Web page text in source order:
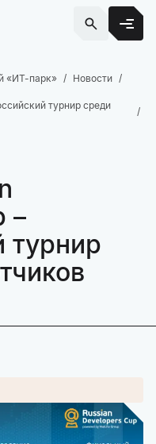
«ИТ-парк»
Новости
турнир среди
–
турнир